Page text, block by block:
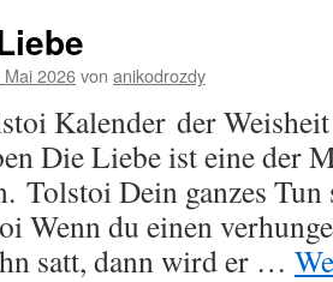
Mai 2026von anikodrozdy
Kalender der
Die Liebe ist eine der
Tolstoi Dein ganzes
Wenn du einen
satt, dann wird er …